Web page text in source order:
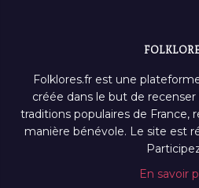
Folklores.fr est une
créée dans le but de
traditions populaires de France,
manière bénévole. Le site est
En savoir